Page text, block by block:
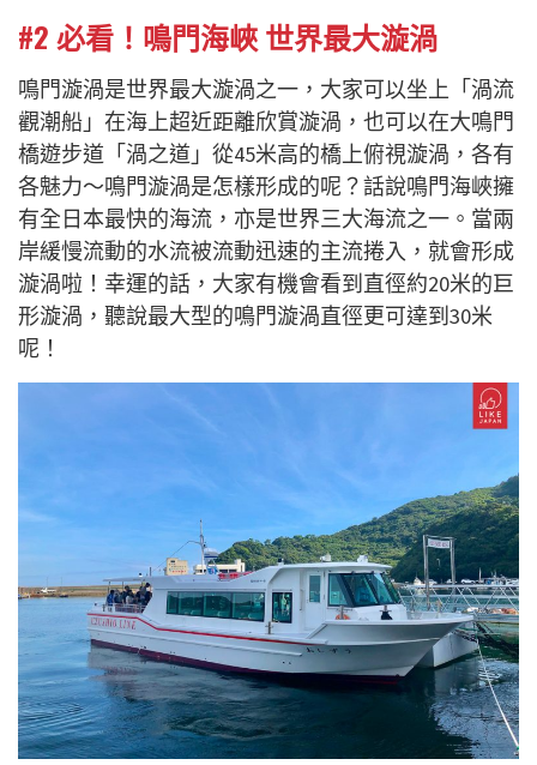
#2 必看！鳴門海峽世界最大漩渦
鳴門漩渦是世界最大漩渦之一，大家可以坐上「渦流
觀潮船」在海上超近距離欣賞漩渦，也可以在大鳴門
橋遊步道「渦之道」從45米高的橋上俯視漩渦，各有
各魅力～鳴門漩渦是怎樣形成的呢？話說鳴門海峽擁
有全日本最快的海流，亦是世界三大海流之一。當兩
岸緩慢流動的水流被流動迅速的主流捲入，就會形成
漩渦啦！幸運的話，大家有機會看到直徑約20米的巨
形漩渦，聽說最大型的鳴門漩渦直徑更可達到30米
呢！